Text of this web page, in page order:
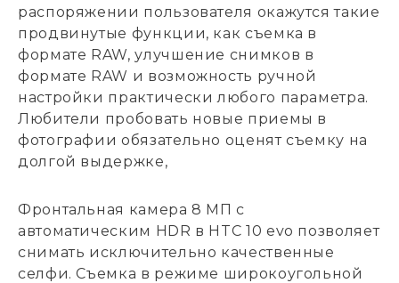
распоряжении пользователя окажутся такие
продвинутые функции, как съемка в
формате RAW, улучшение снимков в
формате RAW и возможность ручной
настройки практически любого параметра.
Любители пробовать новые приемы в
фотографии обязательно оценят съемку на
долгой выдержке,
Фронтальная камера 8 МП с
автоматическим HDR в HTC 10 evo позволяет
снимать исключительно качественные
селфи. Съемка в режиме широкоугольной